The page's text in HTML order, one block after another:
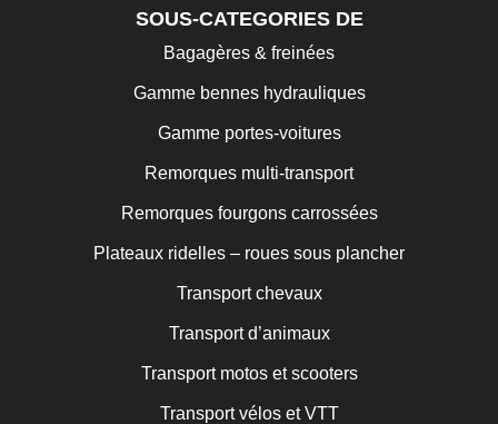
SOUS-CATEGORIES DE
Bagagères & freinées
Gamme bennes hydrauliques
Gamme portes-voitures
Remorques multi-transport
Remorques fourgons carrossées
Plateaux ridelles – roues sous plancher
Transport chevaux
Transport d’animaux
Transport motos et scooters
Transport vélos et VTT